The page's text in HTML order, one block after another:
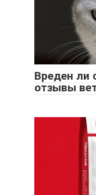
Вреден ли
отзывы